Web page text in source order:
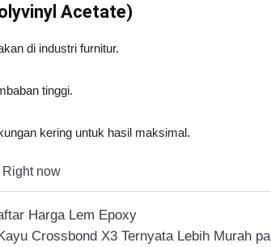
Acetate)
di industri furnitur.
tinggi.
kering untuk hasil maksimal.
Right now
Harga Lem Epoxy
Crossbond X3 Ternyata Lebih Murah